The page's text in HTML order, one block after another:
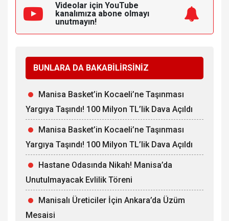
Videolar için YouTube
kanalımıza abone olmayı
unutmayın!
BUNLARA DA BAKABİLİRSİNİZ
Manisa Basket’in Kocaeli’ne Taşınması
Yargıya Taşındı! 100 Milyon TL’lik Dava Açıldı
Manisa Basket’in Kocaeli’ne Taşınması
Yargıya Taşındı! 100 Milyon TL’lik Dava Açıldı
Hastane Odasında Nikah! Manisa’da
Unutulmayacak Evlilik Töreni
Manisalı Üreticiler İçin Ankara’da Üzüm
Mesaisi